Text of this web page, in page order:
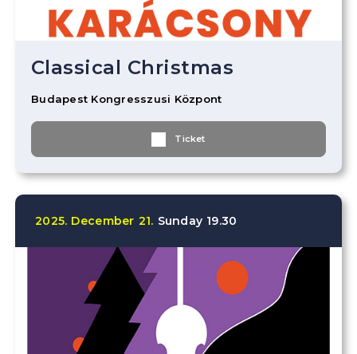
Classical Christmas
Budapest Kongresszusi Központ
Ticket
2025. December 21. Sunday 19.30